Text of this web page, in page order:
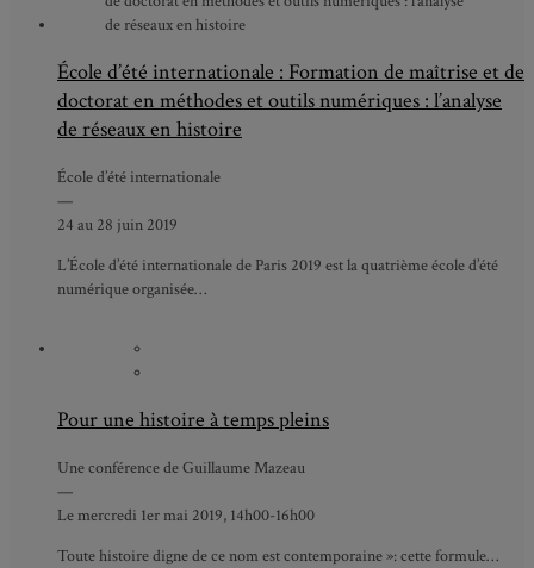
École d’été internationale : Formation de maîtrise et de
doctorat en méthodes et outils numériques : l’analyse
de réseaux en histoire
École d’été internationale
—
24 au 28 juin 2019
L’École d’été internationale de Paris 2019 est la quatrième école d’été
numérique organisée…
Pour une histoire à temps pleins
Une conférence de Guillaume Mazeau
—
Le mercredi 1er mai 2019, 14h00-16h00
Toute histoire digne de ce nom est contemporaine »: cette formule…